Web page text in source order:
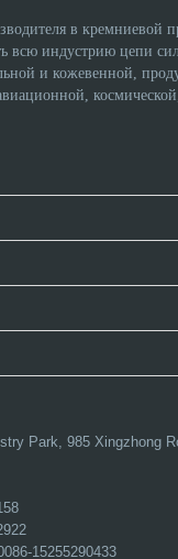
в
всю индустрию цепи
и кожевенной,
Park, 985 Xingzhong
15255290433